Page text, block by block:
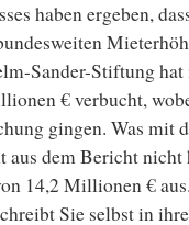
haben ergeben,
Sander-Stiftung hat
€ verbucht,
gingen. Was mit
dem Bericht nicht
14,2 Millionen €
Sie selbst in